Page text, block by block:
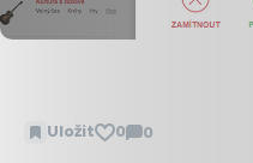
Uložit 0 0
Zobrazit